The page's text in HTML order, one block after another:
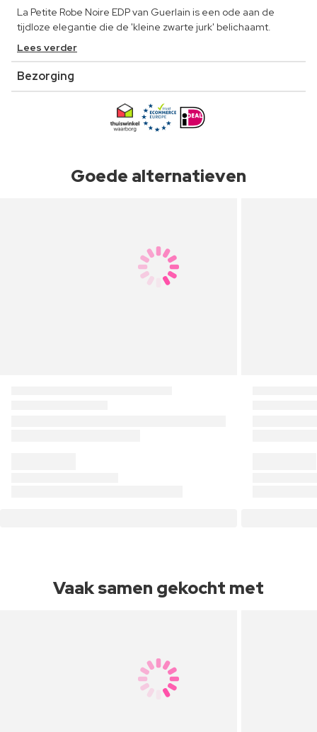
La Petite Robe Noire EDP van Guerlain is een ode aan de
tijdloze elegantie die de 'kleine zwarte jurk' belichaamt.
Lees verder
Bezorging
Goede alternatieven
Vaak samen gekocht met